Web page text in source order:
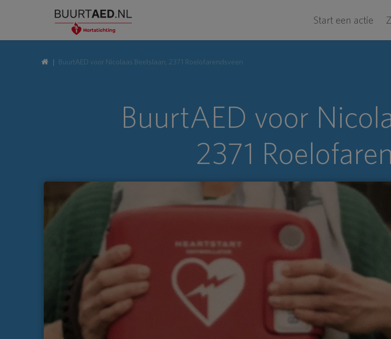
Start een actie
BuurtAED voor Nicolaas Beetslaan, 2371 Roelofarendsveen
BuurtAED voor
2371